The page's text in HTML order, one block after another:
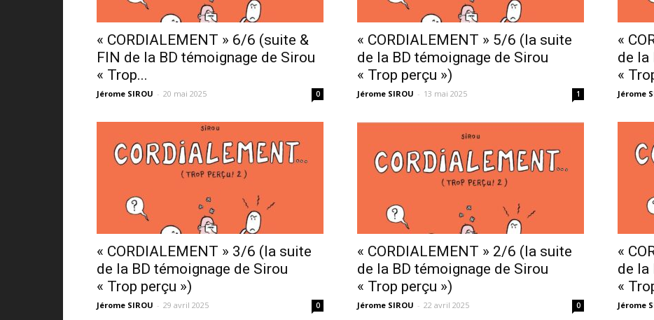
sans-
« CORDIALEMENT » 6/6 (suite &
FIN de la BD témoignage de Sirou
« Trop...
Jérome SIROU - 20 mai 2025 0
« CORDIALEMENT » 5/6 (la suite
de la BD témoignage de Sirou
« Trop perçu »)
Jérome SIROU - 13 mai 2025 1
«
de la
«
Jérome
« CORDIALEMENT » 3/6 (la suite
de la BD témoignage de Sirou
« Trop perçu »)
Jérome SIROU - 29 avril 2025 0
« CORDIALEMENT » 2/6 (la suite
de la BD témoignage de Sirou
« Trop perçu »)
Jérome SIROU - 22 avril 2025 0
«
de la
«
Jérome